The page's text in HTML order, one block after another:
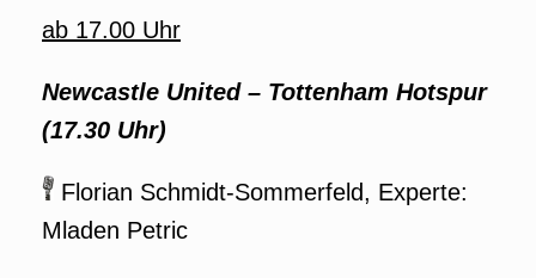
ab 17.00 Uhr
Newcastle United – Tottenham Hotspur
(17.30 Uhr)
Florian Schmidt-Sommerfeld, Experte:
Mladen Petric